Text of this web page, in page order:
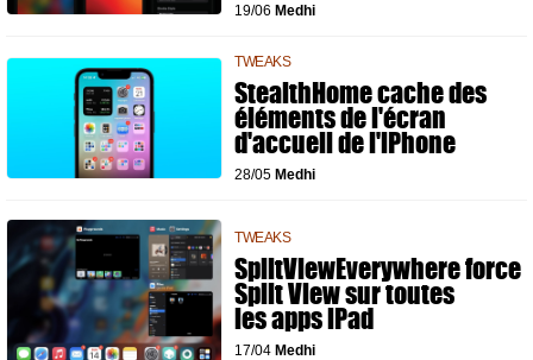
19/06 Medhi
TWEAKS
StealthHome cache des
éléments de l'écran
d'accueil de l'iPhone
28/05 Medhi
TWEAKS
SplitViewEverywhere force
Split View sur toutes
les apps iPad
17/04 Medhi